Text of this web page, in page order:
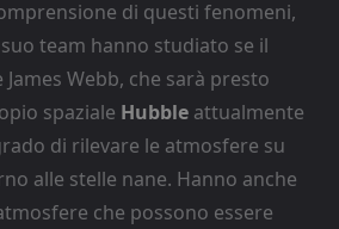
di questi fenomeni,
team hanno studiato se il
Webb, che sarà presto
spaziale Hubble attualmente
di rilevare le atmosfere su
alle stelle nane. Hanno anche
che possono essere